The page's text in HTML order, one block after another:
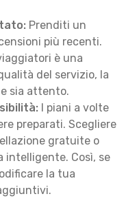
Prenditi un
più recenti.
è una
del servizio, la
sia attento.
I piani a volte
preparati. Scegliere
gratuite o
intelligente. Così, se
la tua